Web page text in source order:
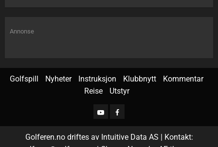
Annonse
Golfspill Nyheter Instruksjon Klubbnytt
Kommentar
Reise
Utstyr
Golferen.no driftes av Intuitive Data AS | Kontakt: